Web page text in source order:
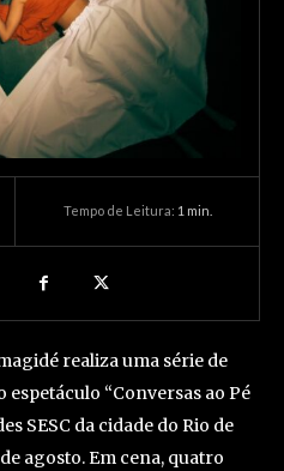
Tempo de Leitura: 1 min.
realiza uma série de
“Conversas ao Pé
SESC da cidade do Rio de
agosto. Em cena, quatro